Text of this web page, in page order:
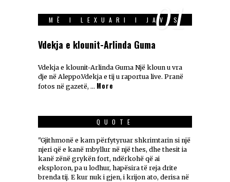
MË I LEXUARI I JAVES
01
Vdekja e klounit-Arlinda Guma
Vdekja e klounit-Arlinda Guma Një kloun u vra
dje në Aleppo.Vdekja e tij u raportua live. Pranë
fotos në gazetë, … More
QUOTE
"Gjithmonë e kam përfytyruar shkrimtarin si një
njeri që e kanë mbyllur në një thes, dhe thesit ia
kanë zënë grykën fort, ndërkohë që ai
eksploron, pa u lodhur, hapësira të reja drite
brenda tij. E kur nuk i gjen, i krijon ato, derisa në